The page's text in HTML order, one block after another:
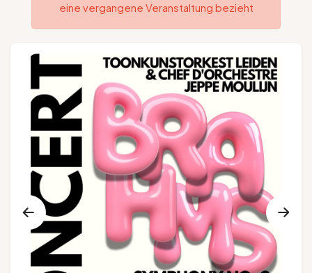
Folgen Sie uns
Presse
Gruppen und Reiseveranstalter
EN NL
eine vergangene Veranstaltung bezieht